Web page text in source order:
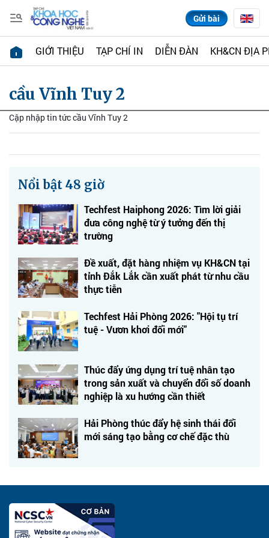
Gửi bài
GIỚI THIỆU TẠP CHÍ IN DIỄN ĐÀN KH&CN ĐỊA
cầu Vĩnh Tuy 2
Cập nhập tin tức cầu Vĩnh Tuy 2
Nổi bật 48 giờ
Techfest Haiphong 2026: Tìm lời giải
đưa công nghệ từ ý tưởng đến thị
trường
Đề xuất, đặt hàng nhiệm vụ KH&CN tại
tỉnh Đắk Lắk cần xuất phát từ nhu cầu
thực tiễn
Techfest Hải Phòng 2026: "Hội tụ trí
tuệ - Vươn khơi đổi mới"
Thúc đẩy ứng dụng trí tuệ nhân tạo
trong sản xuất và chuyển đổi số doanh
nghiệp là xu hướng cần thiết
Hải Phòng thúc đẩy hệ sinh thái đổi
mới sáng tạo bằng cơ chế đặc thù